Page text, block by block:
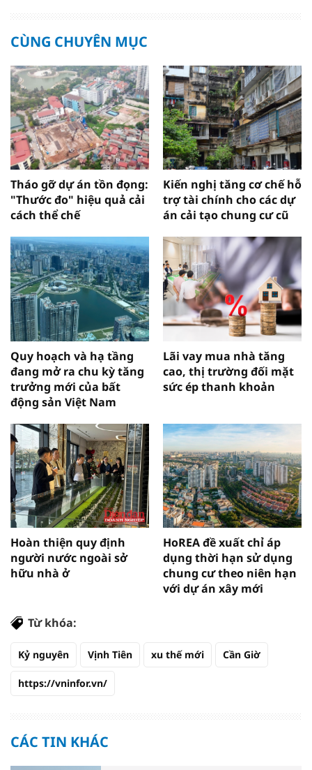
CÙNG CHUYÊN MỤC
Tháo gỡ dự án tồn đọng:
"Thước đo" hiệu quả cải
cách thể chế
Kiến nghị tăng cơ chế hỗ
trợ tài chính cho các dự
án cải tạo chung cư cũ
Quy hoạch và hạ tầng
đang mở ra chu kỳ tăng
trưởng mới của bất
động sản Việt Nam
Lãi vay mua nhà tăng
cao, thị trường đối mặt
sức ép thanh khoản
Hoàn thiện quy định
người nước ngoài sở
hữu nhà ở
HoREA đề xuất chỉ áp
dụng thời hạn sử dụng
chung cư theo niên hạn
với dự án xây mới
Từ khóa:
Kỷ nguyên Vịnh Tiên xu thế mới Cần Giờ
https://vninfor.vn/
CÁC TIN KHÁC